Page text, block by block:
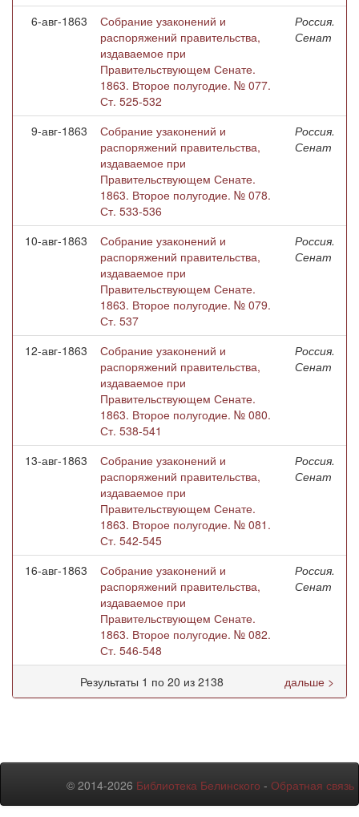
6-авг-1863
Собрание узаконений и
распоряжений правительства,
издаваемое при
Правительствующем Сенате.
1863. Второе полугодие. № 077.
Ст. 525-532
Россия.
Сенат
9-авг-1863
Собрание узаконений и
распоряжений правительства,
издаваемое при
Правительствующем Сенате.
1863. Второе полугодие. № 078.
Ст. 533-536
Россия.
Сенат
10-авг-1863
Собрание узаконений и
распоряжений правительства,
издаваемое при
Правительствующем Сенате.
1863. Второе полугодие. № 079.
Ст. 537
Россия.
Сенат
12-авг-1863
Собрание узаконений и
распоряжений правительства,
издаваемое при
Правительствующем Сенате.
1863. Второе полугодие. № 080.
Ст. 538-541
Россия.
Сенат
13-авг-1863
Собрание узаконений и
распоряжений правительства,
издаваемое при
Правительствующем Сенате.
1863. Второе полугодие. № 081.
Ст. 542-545
Россия.
Сенат
16-авг-1863
Собрание узаконений и
распоряжений правительства,
издаваемое при
Правительствующем Сенате.
1863. Второе полугодие. № 082.
Ст. 546-548
Россия.
Сенат
Результаты 1 по 20 из 2138 дальше >
© 2014-2026 Библиотека Белинского - Обратная связь